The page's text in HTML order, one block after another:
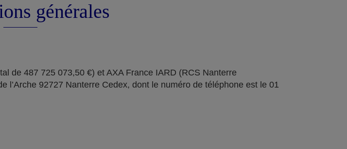
générales
de 487 725 073,50 €) et AXA France IARD (RCS Nanterre
l’Arche 92727 Nanterre Cedex, dont le numéro de téléphone est le 01